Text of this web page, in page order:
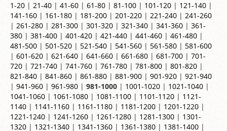
1-20 | 21-40 | 41-60 | 61-80 | 81-100 | 101-120 | 121-140 |
141-160 | 161-180 | 181-200 | 201-220 | 221-240 | 241-260
| 261-280 | 281-300 | 301-320 | 321-340 | 341-360 | 361-
380 | 381-400 | 401-420 | 421-440 | 441-460 | 461-480 |
481-500 | 501-520 | 521-540 | 541-560 | 561-580 | 581-600
| 601-620 | 621-640 | 641-660 | 661-680 | 681-700 | 701-
720 | 721-740 | 741-760 | 761-780 | 781-800 | 801-820 |
821-840 | 841-860 | 861-880 | 881-900 | 901-920 | 921-940
| 941-960 | 961-980 | 981-1000 | 1001-1020 | 1021-1040 |
1041-1060 | 1061-1080 | 1081-1100 | 1101-1120 | 1121-
1140 | 1141-1160 | 1161-1180 | 1181-1200 | 1201-1220 |
1221-1240 | 1241-1260 | 1261-1280 | 1281-1300 | 1301-
1320 | 1321-1340 | 1341-1360 | 1361-1380 | 1381-1400 |